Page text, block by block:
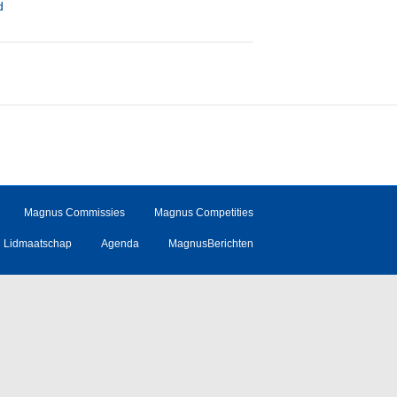
Magnus Commissies Magnus Competities
Lidmaatschap Agenda MagnusBerichten